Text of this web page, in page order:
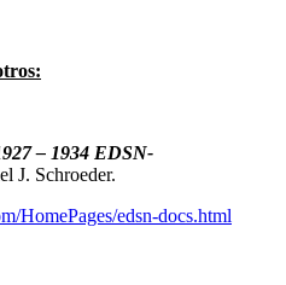
– 1934 EDSN-
J. Schroeder.
HomePages/edsn-docs.html